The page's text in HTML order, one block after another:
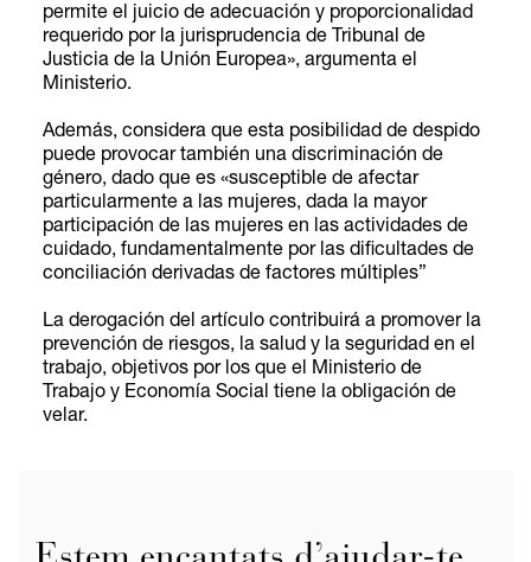
permite el juicio de adecuación y proporcionalidad
requerido por la jurisprudencia de Tribunal de
Justicia de la Unión Europea», argumenta el
Ministerio.
Además, considera que esta posibilidad de despido
puede provocar también una discriminación de
género, dado que es «susceptible de afectar
particularmente a las mujeres, dada la mayor
participación de las mujeres en las actividades de
cuidado, fundamentalmente por las dificultades de
conciliación derivadas de factores múltiples”
La derogación del artículo contribuirá a promover la
prevención de riesgos, la salud y la seguridad en el
trabajo, objetivos por los que el Ministerio de
Trabajo y Economía Social tiene la obligación de
velar.